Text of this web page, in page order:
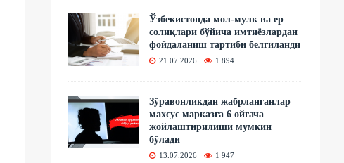
Ўзбекистонда мол-мулк ва ер
солиқлари бўйича имтиёзлардан
фойдаланиш тартиби белгиланди
21.07.2026 1 894
Зўравонликдан жабрланганлар
махсус марказга 6 ойгача
жойлаштирилиши мумкин
бўлади
13.07.2026 1 947